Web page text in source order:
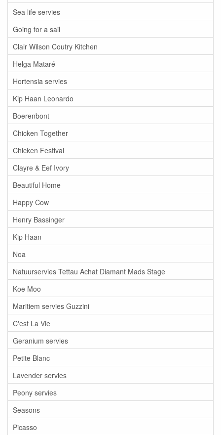
Sea life servies
Going for a sail
Clair Wilson Coutry Kitchen
Helga Mataré
Hortensia servies
Kip Haan Leonardo
Boerenbont
Chicken Together
Chicken Festival
Clayre & Eef Ivory
Beautiful Home
Happy Cow
Henry Bassinger
Kip Haan
Noa
Natuurservies Tettau Achat Diamant Mads Stage
Koe Moo
Maritiem servies Guzzini
C'est La Vie
Geranium servies
Petite Blanc
Lavender servies
Peony servies
Seasons
Picasso